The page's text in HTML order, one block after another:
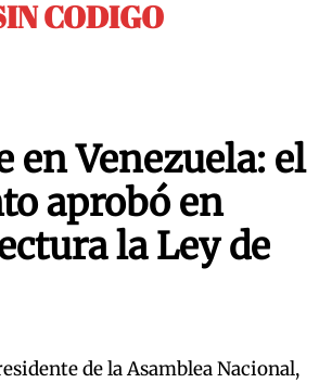
CODIGO
en Venezuela: el
aprobó en
la Ley de
de la Asamblea Nacional,